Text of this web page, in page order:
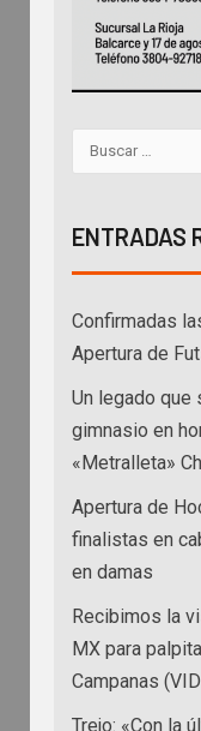
ENTRADAS
Confirmadas
Apertura de
Un legado que
gimnasio en
«Metralleta»
Apertura de
finalistas en
en damas
Recibimos la
MX para
Campanas
Trejo: «Con la